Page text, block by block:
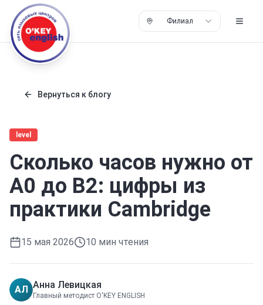
Филиал
Вернуться к блогу
level
Сколько часов нужно от
A0 до B2: цифры из
практики Cambridge
15 мая 2026 10 мин чтения
АЛ Анна Левицкая
Главный методист O'KEY ENGLISH